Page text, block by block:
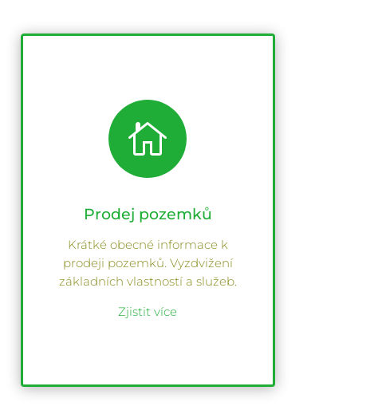

Prodej pozemků
Krátké obecné informace k
prodeji pozemků. Vyzdvižení
základních vlastností a služeb.
Zjistit více